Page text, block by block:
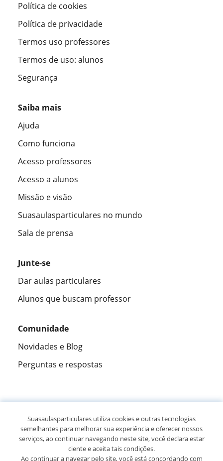
Política de cookies
Política de privacidade
Termos uso professores
Termos de uso: alunos
Segurança
Saiba mais
Ajuda
Como funciona
Acesso professores
Acesso a alunos
Missão e visão
Suasaulasparticulares no mundo
Sala de prensa
Junte-se
Dar aulas particulares
Alunos que buscam professor
Comunidade
Novidades e Blog
Perguntas e respostas
305915opiniões de alunos
Suasaulasparticulares utiliza cookies e outras tecnologias
semelhantes para melhorar sua experiência e oferecer nossos
serviços, ao continuar navegando neste site, você declara estar
ciente e aceita tais condições.
Ao continuar a navegar pelo site, você está concordando com